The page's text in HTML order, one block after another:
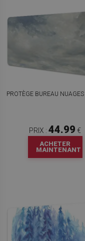
PROTÈGE BUREAU
PRIX : 44.99 €
ACHETER
MAINTENANT